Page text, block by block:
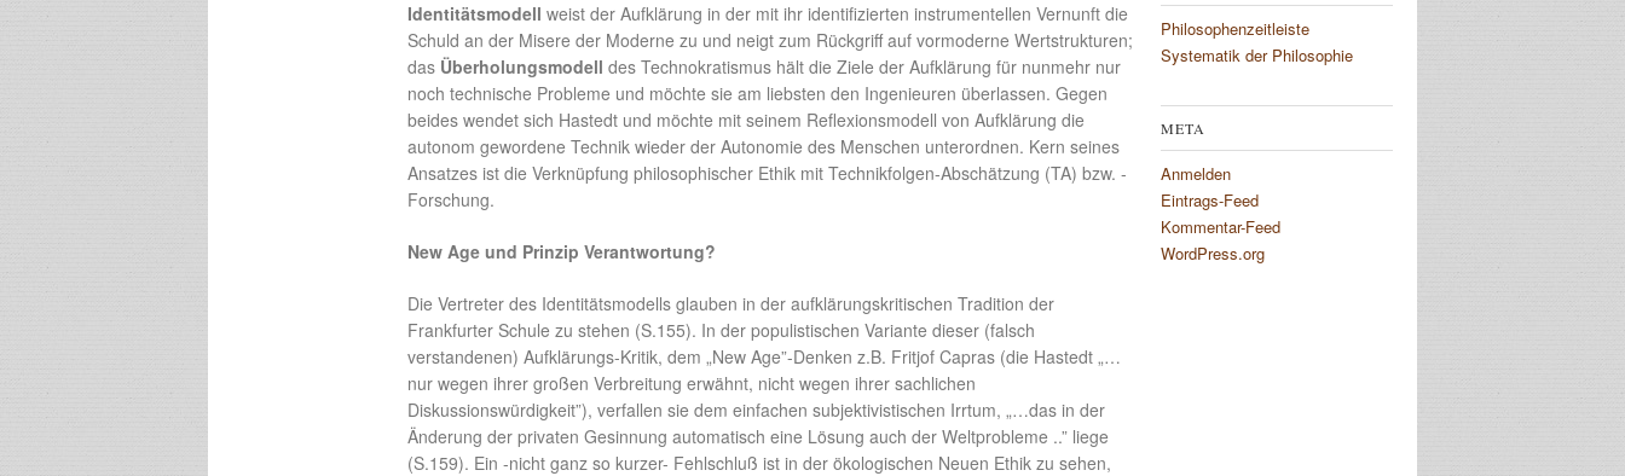
Identitätsmodell weist der Aufklärung in der mit ihr identifizierten instrumentellen Vernunft die
Schuld an der Misere der Moderne zu und neigt zum Rückgriff auf vormoderne Wertstrukturen;
das Überholungsmodell des Technokratismus hält die Ziele der Aufklärung für nunmehr nur
noch technische Probleme und möchte sie am liebsten den Ingenieuren überlassen. Gegen
beides wendet sich Hastedt und möchte mit seinem Reflexionsmodell von Aufklärung die
autonom gewordene Technik wieder der Autonomie des Menschen unterordnen. Kern seines
Ansatzes ist die Verknüpfung philosophischer Ethik mit Technikfolgen-Abschätzung (TA) bzw. -
Forschung.
New Age und Prinzip Verantwortung?
Die Vertreter des Identitätsmodells glauben in der aufklärungskritischen Tradition der
Frankfurter Schule zu stehen (S.155). In der populistischen Variante dieser (falsch
verstandenen) Aufklärungs-Kritik, dem „New Age”-Denken z.B. Fritjof Capras (die Hastedt „…
nur wegen ihrer großen Verbreitung erwähnt, nicht wegen ihrer sachlichen
Diskussionswürdigkeit”), verfallen sie dem einfachen subjektivistischen Irrtum, „…das in der
Änderung der privaten Gesinnung automatisch eine Lösung auch der Weltprobleme ..” liege
(S.159). Ein -nicht ganz so kurzer- Fehlschluß ist in der ökologischen Neuen Ethik zu sehen,
Philosophenzeitleiste
Systematik der Philosophie
META
Anmelden
Eintrags-Feed
Kommentar-Feed
WordPress.org